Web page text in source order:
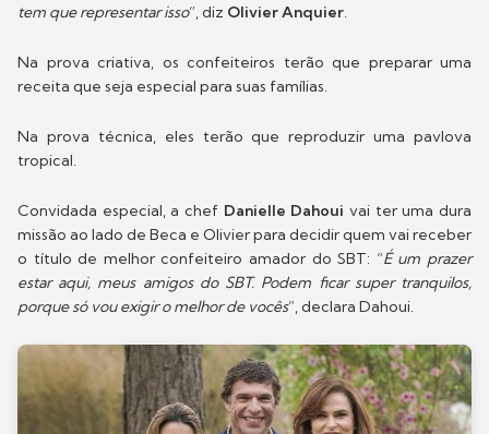
tem que representar isso”, diz Olivier Anquier.
Na prova criativa, os confeiteiros terão que preparar uma
receita que seja especial para suas famílias.
Na prova técnica, eles terão que reproduzir uma pavlova
tropical.
Convidada especial, a chef Danielle Dahoui vai ter uma dura
missão ao lado de Beca e Olivier para decidir quem vai receber
o título de melhor confeiteiro amador do SBT: “É um prazer
estar aqui, meus amigos do SBT. Podem ficar super tranquilos,
porque só vou exigir o melhor de vocês”, declara Dahoui.